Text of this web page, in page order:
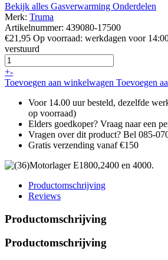
Bekijk alles Gasverwarming Onderdelen
Merk: Truma
Artikelnummer: 439080-17500
€21,95 Op voorraad: werkdagen voor
verstuurd
+-
Toevoegen aan winkelwagen Toevoegen
Voor 14.00 uur besteld, dezelfde
op voorraad)
Elders goedkoper? Vraag naar een
Vragen over dit product? Bel 085-
Gratis verzending vanaf €150
Productomschrijving
Reviews
Productomschrijving
Productomschrijving